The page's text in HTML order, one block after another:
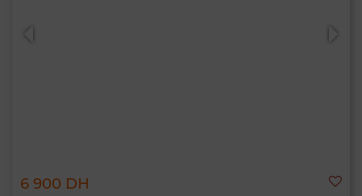
6 900 DH